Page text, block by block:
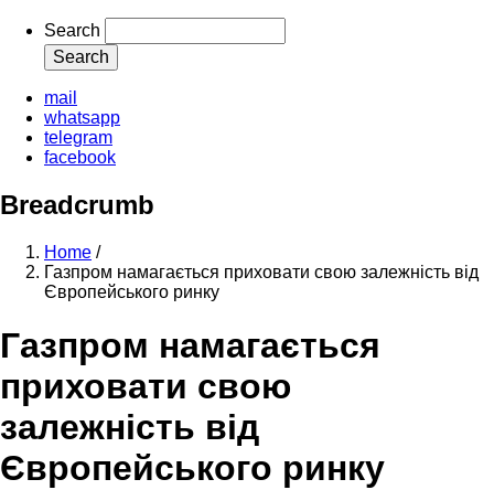
Search
mail
whatsapp
telegram
facebook
Breadcrumb
Home /
Газпром намагається приховати свою залежність від
Європейського ринку
Газпром намагається
приховати свою
залежність від
Європейського ринку